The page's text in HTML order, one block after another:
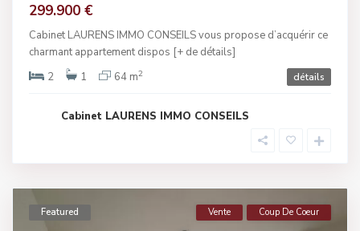
299.900 €
Cabinet LAURENS IMMO CONSEILS vous propose d’acquérir ce
charmant appartement dispos [+ de détails]
2
1 64 m2 détails
Cabinet LAURENS IMMO CONSEILS
Featured Vente Coup De Coeur